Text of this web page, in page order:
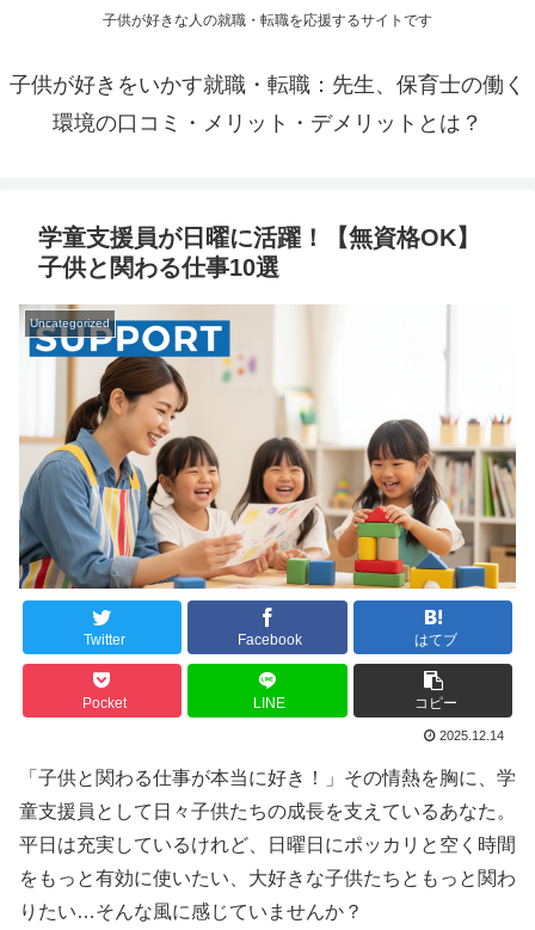
子供が好きな人の就職・転職を応援するサイトです
子供が好きをいかす就職・転職：先生、保育士の働く
環境の口コミ・メリット・デメリットとは？
学童支援員が日曜に活躍！【無資格OK】
子供と関わる仕事10選
Uncategorized
Twitter Facebook はてブ
Pocket LINE コピー
2025.12.14
「子供と関わる仕事が本当に好き！」その情熱を胸に、学
童支援員として日々子供たちの成長を支えているあなた。
平日は充実しているけれど、日曜日にポッカリと空く時間
をもっと有効に使いたい、大好きな子供たちともっと関わ
りたい…そんな風に感じていませんか？